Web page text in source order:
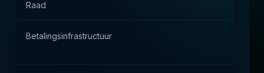
Raad
Betalingsinfrastructuur